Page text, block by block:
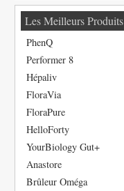
Les Meilleurs Produits
PhenQ
Performer 8
Hépaliv
FloraVia
FloraPure
HelloForty
YourBiology Gut+
Anastore
Brûleur Oméga